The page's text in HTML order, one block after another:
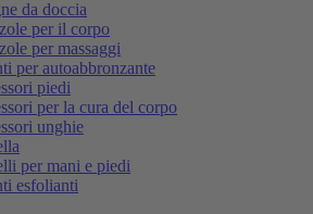
da doccia
per il corpo
per massaggi
per autoabbronzante
piedi
per la cura del corpo
unghie
per mani e piedi
esfolianti